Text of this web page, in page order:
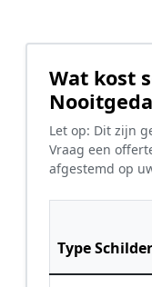
Wat kost
Let op: Dit zijn
Vraag een
afgestemd op
Type